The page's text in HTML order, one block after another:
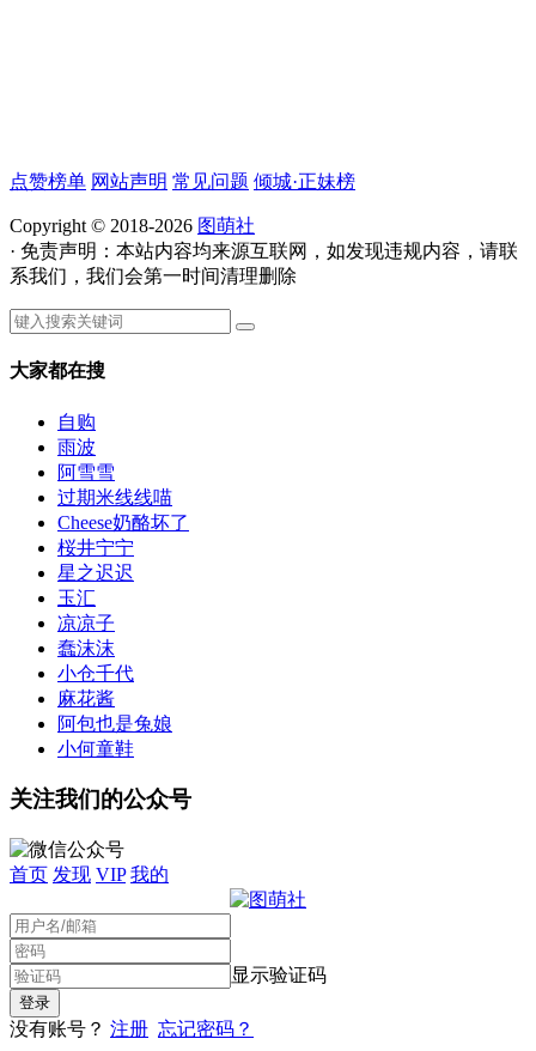
点赞榜单 网站声明 常见问题 倾城·正妹榜
Copyright © 2018-2026 图萌社
· 免责声明：本站内容均来源互联网，如发现违规内容，请联
系我们，我们会第一时间清理删除
大家都在搜
自购
雨波
阿雪雪
过期米线线喵
Cheese奶酪坏了
桜井宁宁
星之迟迟
玉汇
凉凉子
蠢沫沫
小仓千代
麻花酱
阿包也是兔娘
小何童鞋
关注我们的公众号
首页 发现 VIP 我的
显示验证码
没有账号？ 注册 忘记密码？